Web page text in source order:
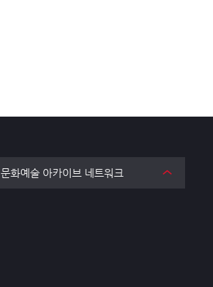
문화예술 아카이브 네트워크